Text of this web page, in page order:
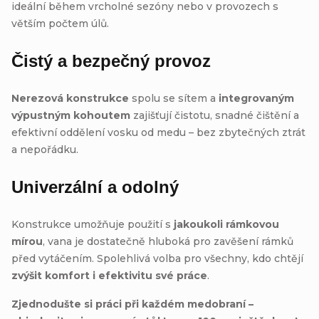
ideální během vrcholné sezóny nebo v provozech s
větším počtem úlů.
Čistý a bezpečný provoz
Nerezová konstrukce spolu se sítem a integrovaným
výpustným kohoutem zajišťují čistotu, snadné čištění a
efektivní oddělení vosku od medu – bez zbytečných ztrát
a nepořádku.
Univerzální a odolný
Konstrukce umožňuje použití s jakoukoli rámkovou
mírou, vana je dostatečně hluboká pro zavěšení rámků
před vytáčením. Spolehlivá volba pro všechny, kdo chtějí
zvýšit komfort i efektivitu své práce.
Zjednodušte si práci při každém medobraní –